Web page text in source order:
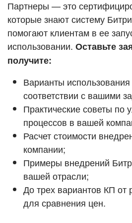
ВХОД
ВХОД
Смотреть
Партнеры — это
которые знают систему
помогают клиентам в ее
использовании. Оставьте
получите:
Варианты
соответствии с вашими
Практические советы по
процессов в вашей
Расчет стоимости
компании;
Примеры внедрений
вашей отрасли;
До трех вариантов КП от
для сравнения цен.